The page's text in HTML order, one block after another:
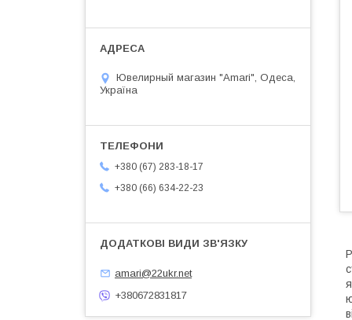
Ювелирный магазин "Amari", Одеса,
Україна
+380 (67) 283-18-17
+380 (66) 634-22-23
amari@22ukr.net
+380672831817